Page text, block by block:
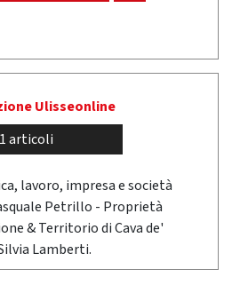
Ulisseonline
articoli
lavoro, impresa e società
Petrillo - Proprietà
& Territorio di Cava de'
Lamberti.